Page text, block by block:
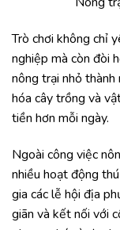
Trò chơi không chỉ
nghiệp mà còn đòi
nông trại nhỏ thành
hóa cây trồng và
tiền hơn mỗi ngày.
Ngoài công việc
nhiều hoạt động
gia các lễ hội địa
giãn và kết nối với